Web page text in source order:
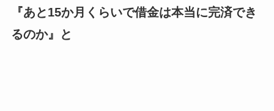
『あと15か月くらいで借金は本当に完済でき
るのか』と